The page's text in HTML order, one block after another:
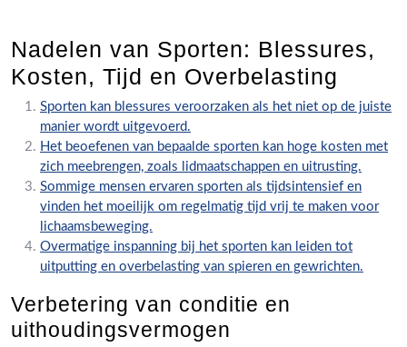
Nadelen van Sporten: Blessures,
Kosten, Tijd en Overbelasting
Sporten kan blessures veroorzaken als het niet op de juiste
manier wordt uitgevoerd.
Het beoefenen van bepaalde sporten kan hoge kosten met
zich meebrengen, zoals lidmaatschappen en uitrusting.
Sommige mensen ervaren sporten als tijdsintensief en
vinden het moeilijk om regelmatig tijd vrij te maken voor
lichaamsbeweging.
Overmatige inspanning bij het sporten kan leiden tot
uitputting en overbelasting van spieren en gewrichten.
Verbetering van conditie en
uithoudingsvermogen